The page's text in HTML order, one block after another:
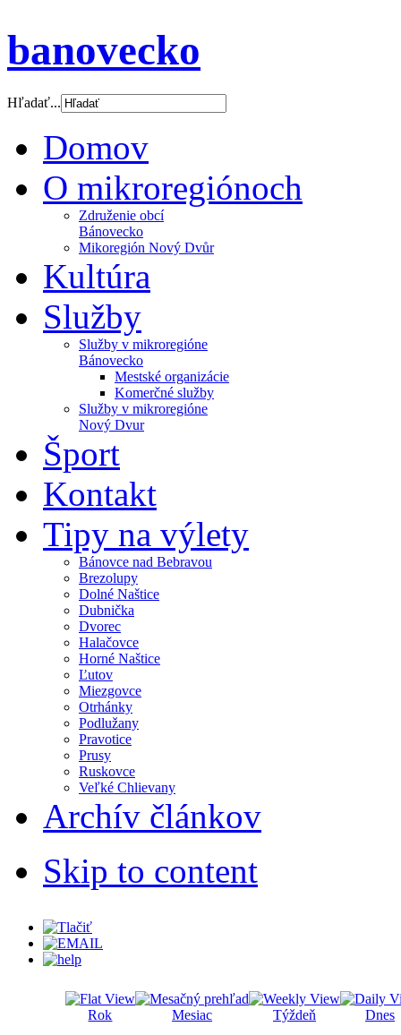
banovecko
Hľadať...
Domov
O mikroregiónoch
Združenie obcí
Bánovecko
Mikoregión Nový Dvůr
Kultúra
Služby
Služby v mikroregióne
Bánovecko
Mestské organizácie
Komerčné služby
Služby v mikroregióne
Nový Dvur
Šport
Kontakt
Tipy na výlety
Bánovce nad Bebravou
Brezolupy
Dolné Naštice
Dubnička
Dvorec
Halačovce
Horné Naštice
Ľutov
Miezgovce
Otrhánky
Podlužany
Pravotice
Prusy
Ruskovce
Veľké Chlievany
Archív článkov
Skip to content
Rok Mesiac Týždeň Dnes